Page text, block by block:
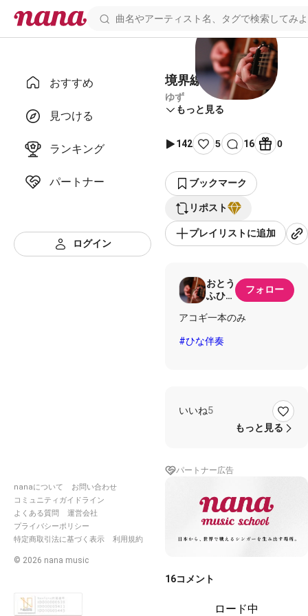
おすすめ
見つける
ランキング
パートナー
ログイン
nanaについて
お問い合わせ
コミュニティガイドライン
よくある質問
運営会社
プライバシーポリシー
特定商取引法に基づく表示
利用規約
© 2026 nana music
境界線
ゆず
もっと見る
142 5 16 0
ブックマーク
リポスト
プレイリストに追加
おとう
ふひな
フォロー
アコギ一本のみ
#ひな伴奏
いいね5
もっと見る
パートナー広告
16コメント
ロード中